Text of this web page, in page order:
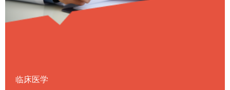
临床医学